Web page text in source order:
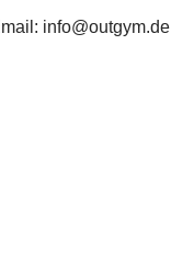
info@outgym.de